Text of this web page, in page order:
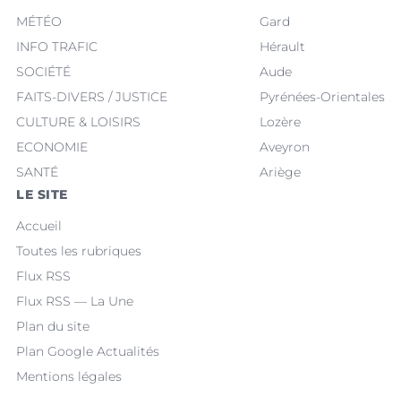
MÉTÉO
INFO TRAFIC
SOCIÉTÉ
FAITS-DIVERS / JUSTICE
CULTURE & LOISIRS
ECONOMIE
SANTÉ
Gard
Hérault
Aude
Pyrénées-Orientales
Lozère
Aveyron
Ariège
LE SITE
Accueil
Toutes les rubriques
Flux RSS
Flux RSS — La Une
Plan du site
Plan Google Actualités
Mentions légales